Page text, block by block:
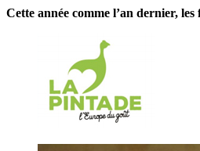
Cette année comme l’an dernier,